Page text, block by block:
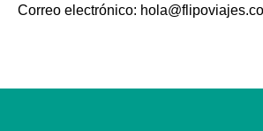
Correo electrónico: